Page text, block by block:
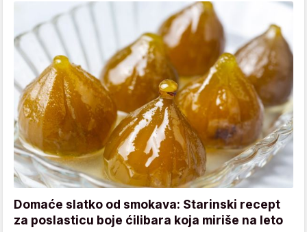
Domaće slatko od smokava: Starinski recept
za poslasticu boje ćilibara koja miriše na leto